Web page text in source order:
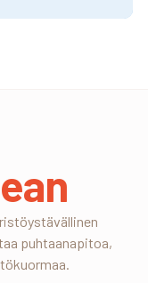
puhtaanapitoa,